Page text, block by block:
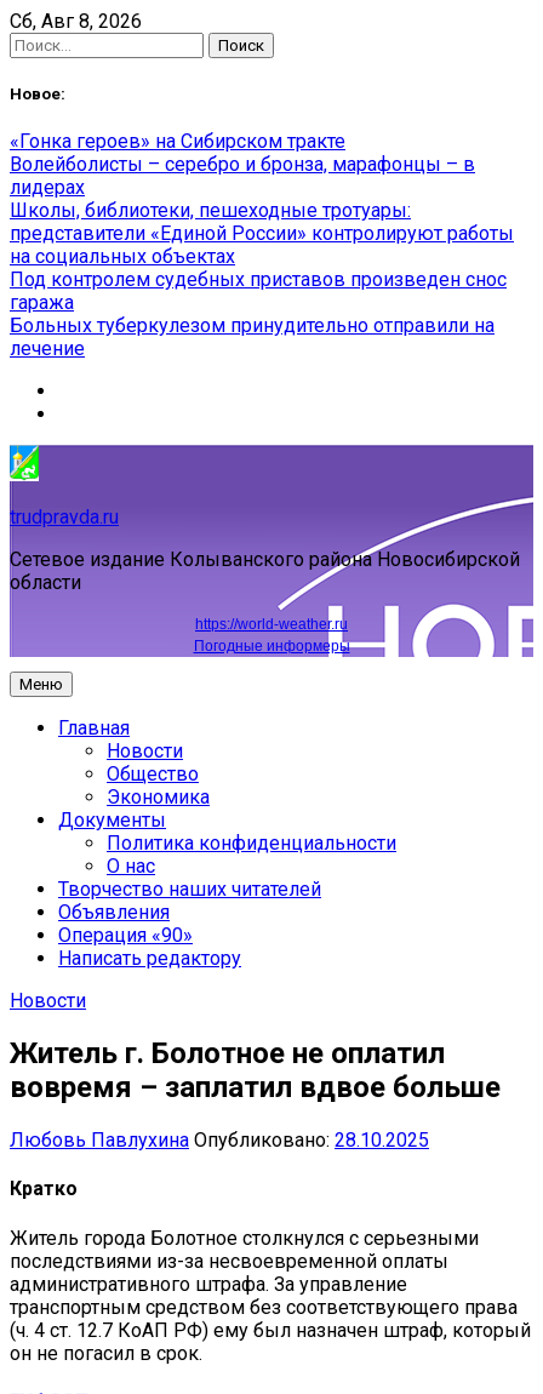
Skip
to
content
Сб, Авг 8, 2026
Найти:
Новое:
«Гонка героев» на Сибирском тракте
Волейболисты – серебро и бронза, марафонцы – в
лидерах
Школы, библиотеки, пешеходные тротуары:
представители «Единой России» контролируют работы
на социальных объектах
Под контролем судебных приставов произведен снос
гаража
Больных туберкулезом принудительно отправили на
лечение
trudpravda.ru
Сетевое издание Колыванского района Новосибирской
области
https://world-weather.ru
Погодные информеры
Меню
Главная
Новости
Общество
Экономика
Документы
Политика конфиденциальности
О нас
Творчество наших читателей
Объявления
Операция «90»
Написать редактору
Новости
Житель г. Болотное не оплатил
вовремя – заплатил вдвое больше
Любовь Павлухина Опубликовано: 28.10.2025
Кратко
Житель города Болотное столкнулся с серьезными
последствиями из-за несвоевременной оплаты
административного штрафа. За управление
транспортным средством без соответствующего права
(ч. 4 ст. 12.7 КоАП РФ) ему был назначен штраф, который
он не погасил в срок.